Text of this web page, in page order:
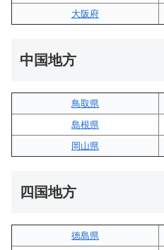
大阪府
中国地方
鳥取県
島根県
岡山県
四国地方
徳島県